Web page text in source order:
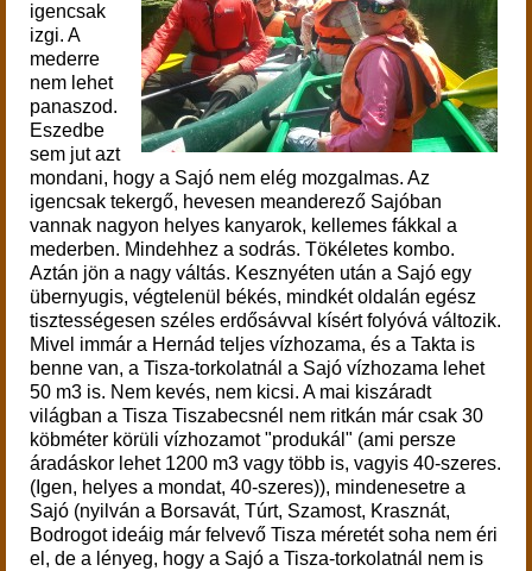
igencsak
izgi. A
mederre
nem lehet
panaszod.
Eszedbe
sem jut azt
mondani, hogy a Sajó nem elég mozgalmas. Az
igencsak tekergő, hevesen meanderező Sajóban
vannak nagyon helyes kanyarok, kellemes fákkal a
mederben. Mindehhez a sodrás. Tökéletes kombo.
Aztán jön a nagy váltás. Kesznyéten után a Sajó egy
übernyugis, végtelenül békés, mindkét oldalán egész
tisztességesen széles erdősávval kísért folyóvá változik.
Mivel immár a Hernád teljes vízhozama, és a Takta is
benne van, a Tisza-torkolatnál a Sajó vízhozama lehet
50 m3 is. Nem kevés, nem kicsi. A mai kiszáradt
világban a Tisza Tiszabecsnél nem ritkán már csak 30
köbméter körüli vízhozamot "produkál" (ami persze
áradáskor lehet 1200 m3 vagy több is, vagyis 40-szeres.
(Igen, helyes a mondat, 40-szeres)), mindenesetre a
Sajó (nyilván a Borsavát, Túrt, Szamost, Krasznát,
Bodrogot ideáig már felvevő Tisza méretét soha nem éri
el, de a lényeg, hogy a Sajó a Tisza-torkolatnál nem is